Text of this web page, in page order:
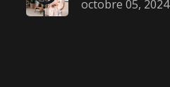
octobre 05, 2024